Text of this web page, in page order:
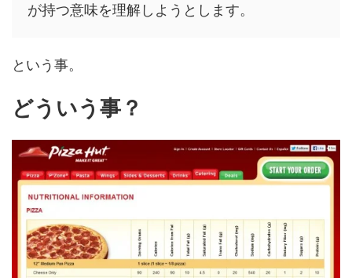
が持つ意味を理解しようとします。
という事。
どういう事？